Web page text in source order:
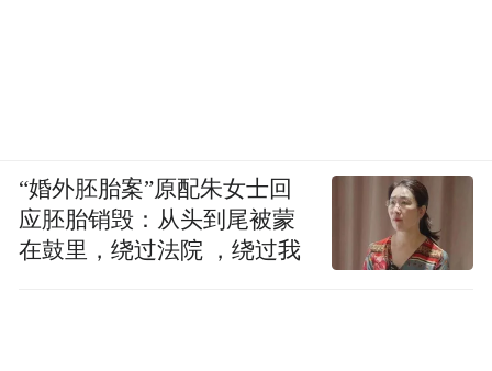
“婚外胚胎案”原配朱女士回
应胚胎销毁：从头到尾被蒙
在鼓里，绕过法院 ，绕过我